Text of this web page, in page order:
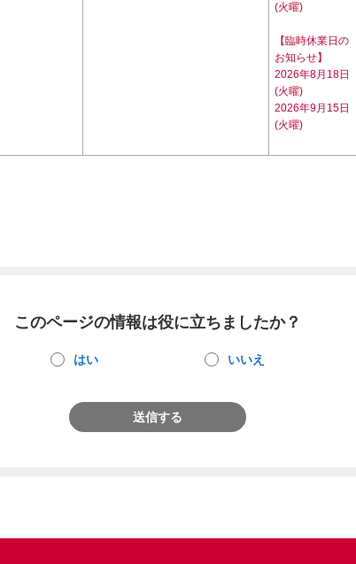
(火曜)
【臨時休業日の
お知らせ】
2026年8月18日
(火曜)
2026年9月15日
(火曜)
このページの情報は役に立ちましたか？
はい いいえ
送信する